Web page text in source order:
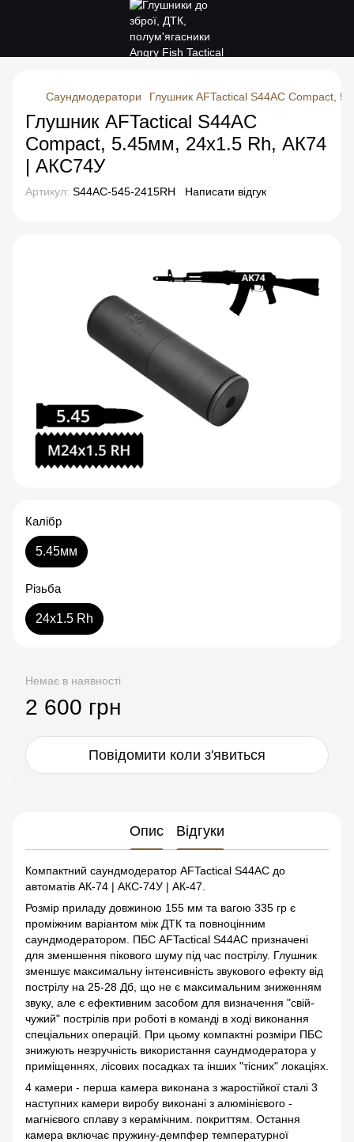
Саундмодератори Глушник AFTactical S44AC Compact,
Глушник AFTactical S44AC
Compact, 5.45мм, 24x1.5 Rh, АК74
| АКС74У
Артикул: S44AC-545-2415RH Написати відгук
Калібр
5.45мм
Різьба
24x1.5 Rh
Немає в наявності
2 600 грн
Повідомити коли з'явиться
Опис Відгуки
Компактний саундмодератор AFTactical S44AС до
автоматів АК-74 | АКС-74У | АК-47.
Розмір приладу довжиною 155 мм та вагою 335 гр є
проміжним варіантом між ДТК та повноцінним
саундмодератором. ПБС AFTactical S44AС призначені
для зменшення пікового шуму під час пострілу. Глушник
зменшує максимальну інтенсивність звукового ефекту від
пострілу на 25-28 Дб, що не є максимальним зниженням
звуку, але є ефективним засобом для визначення "свій-
чужий" пострілів при роботі в команді в ході виконання
спеціальних операцій. При цьому компактні розміри ПБС
знижують незручність використання саундмодератора у
приміщеннях, лісових посадках та інших "тісних" локаціях.
4 камери - перша камера виконана з жаростійкої сталі 3
наступних камери виробу виконані з алюмінієвого -
магнієвого сплаву з керамічним. покриттям. Остання
камера включає пружину-демпфер температурної